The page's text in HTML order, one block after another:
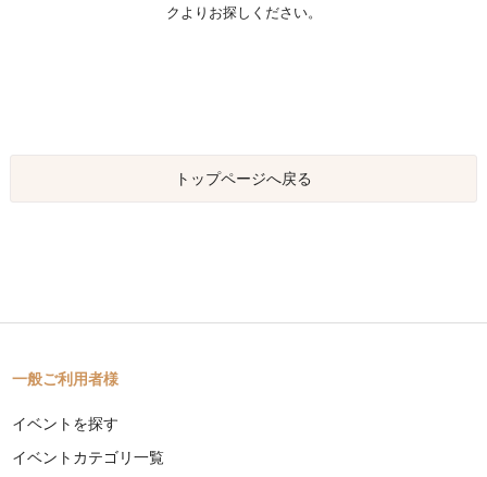
クよりお探しください。
トップページへ戻る
一般ご利用者様
イベントを探す
イベントカテゴリ一覧